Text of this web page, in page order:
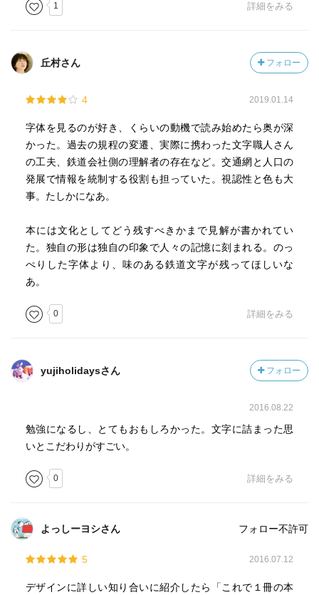
1 詳細をみる
丘村さん フォロー
4 2019.01.14
字体を見るのが好き、くらいの動機で読み始めたら奥が深
かった。過去の規程の変遷、実際に携わった文字職人さん
の工夫、鉄道会社側の理解者の存在など。交通網と人口の
発展で情報を統制する役割も担っていた。視認性と色も大
事。たしかになあ。
本には文化としてどう残すべきかまで見解が書かれてい
た。独自の形は独自の印象で人々の記憶に刻まれる。のっ
ぺりした字体より、味のある鉄道文字が残ってほしいな
あ。
0 詳細をみる
yujiholidaysさん フォロー
2016.08.22
勉強になるし、とてもおもしろかった。文字に詰まった思
いとこだわりがすごい。
0 詳細をみる
よっしーヨシさん フォロー不許可
5 2016.07.12
デザインに詳しい知り合いに紹介したら「これで１冊の本